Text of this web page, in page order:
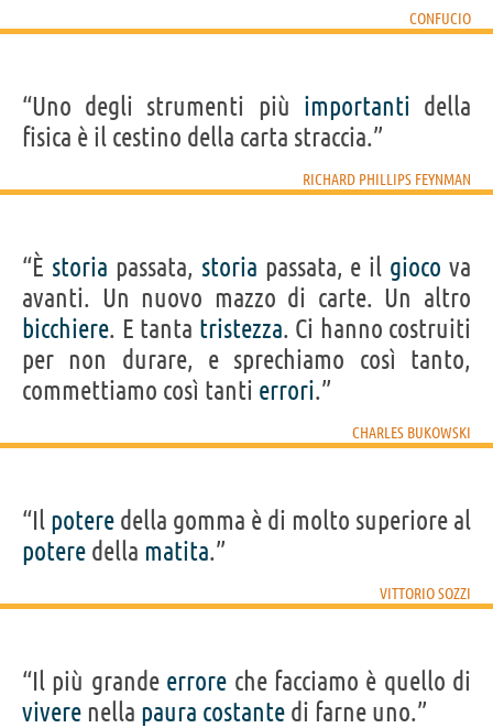
CONFUCIO
“Uno degli strumenti più importanti della
fisica è il cestino della carta straccia.”
RICHARD PHILLIPS FEYNMAN
“È storia passata, storia passata, e il gioco va
avanti. Un nuovo mazzo di carte. Un altro
bicchiere. E tanta tristezza. Ci hanno costruiti
per non durare, e sprechiamo così tanto,
commettiamo così tanti errori.”
CHARLES BUKOWSKI
“Il potere della gomma è di molto superiore al
potere della matita.”
VITTORIO SOZZI
“Il più grande errore che facciamo è quello di
vivere nella paura costante di farne uno.”